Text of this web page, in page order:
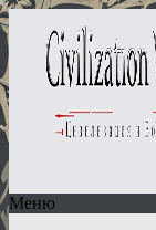
Меню